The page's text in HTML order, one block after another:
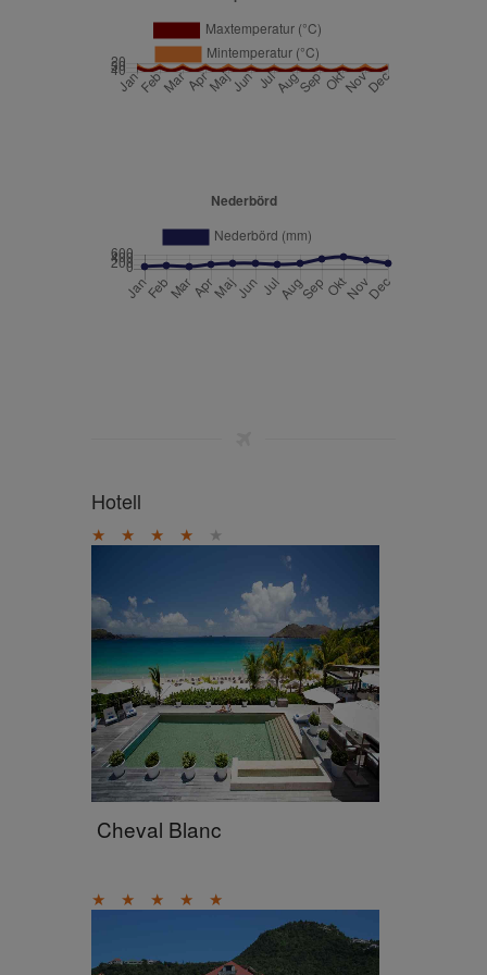
Hotell
★ ★ ★ ★ ★
Cheval Blanc
★ ★ ★ ★ ★